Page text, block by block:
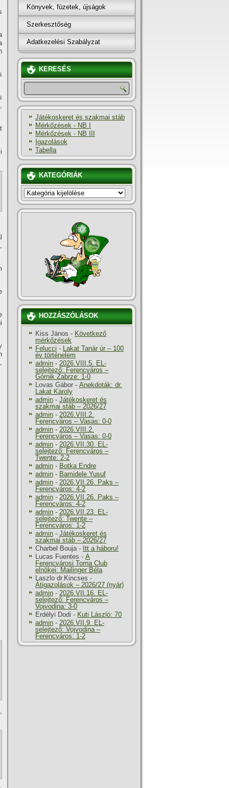
Könyvek, füzetek, újságok
Szerkesztőség
Adatkezelési Szabályzat
KERESÉS
Játékoskeret és szakmai stáb
Mérkőzések - NB I
Mérkőzések - NB III
Igazolások
Tabella
KATEGÓRIÁK
KATEGÓRIÁK
HOZZÁSZÓLÁSOK
Kiss János - Következő
mérkőzések
Felucci - Lakat Tanár úr – 100
év történelem
admin - 2026.VIII.5. EL-
selejtező: Ferencváros –
Górnik Zabrze: 1-0
Lovas Gábor - Anekdoták: dr.
Lakat Károly
admin - Játékoskeret és
szakmai stáb – 2026/27
admin - 2026.VIII.2.
Ferencváros – Vasas: 0-0
admin - 2026.VIII.2.
Ferencváros – Vasas: 0-0
admin - 2026.VII.30. EL-
selejtező: Ferencváros –
Twente: 2-2
admin - Botka Endre
admin - Bamidele Yusuf
admin - 2026.VII.26. Paks –
Ferencváros: 4-2
admin - 2026.VII.26. Paks –
Ferencváros: 4-2
admin - 2026.VII.23. EL-
selejtező: Twente –
Ferencváros: 1-2
admin - Játékoskeret és
szakmai stáb – 2026/27
Charbel Bouja- Itt a háboru!
Lucas Fuentes - A
Ferencvárosi Torna Club
elnökei: Mailinger Béla
Laszlo dr.Kincses -
Átigazolások – 2026/27 (nyár)
admin - 2026.VII.16. EL-
selejtező: Ferencváros –
Vojvodina: 3-0
Erdélyi Dodi - Kuti László: 70
admin - 2026.VII.9. EL-
selejtező: Vojvodina –
Ferencváros: 1-2